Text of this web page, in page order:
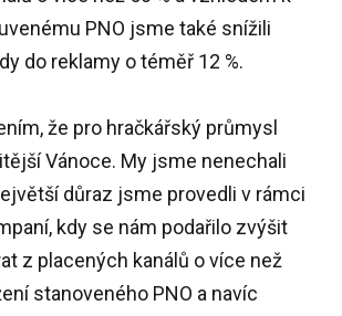
PNO jsme také snížili
do reklamy o téměř 12 %.
že pro hračkářský průmysl
Vánoce. My jsme nenechali
důraz jsme provedli v rámci
kdy se nám podařilo zvýšit
z placených kanálů o více než
stanoveného PNO a navíc